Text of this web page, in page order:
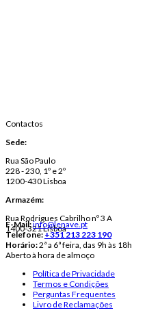
Contactos
Sede:
Rua São Paulo
228 - 230, 1º e 2º
1200-430 Lisboa
Armazém:
Rua Rodrigues Cabrilho nº 3 A
1400-321 Lisboa
E-Mail:info@lenave.pt
Telefone:+351 213 223 190
Horário:2ª a 6ª feira, das 9h às 18h
Aberto à hora de almoço
Política de Privacidade
Termos e Condições
Perguntas Frequentes
Livro de Reclamações